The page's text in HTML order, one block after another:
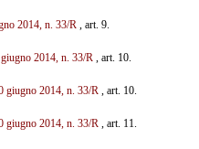
2014, n. 33/R, art. 9.
2014, n. 33/R, art. 10.
giugno 2014, n. 33/R, art. 10.
giugno 2014, n. 33/R, art. 11.